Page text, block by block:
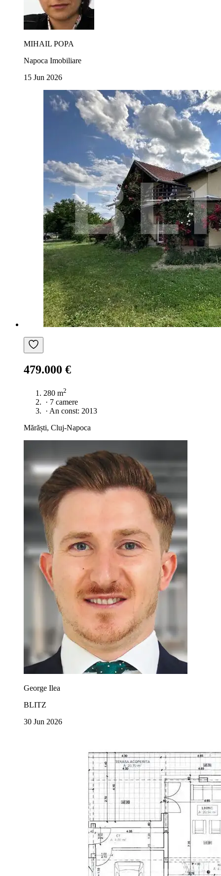
MIHAIL POPA
Napoca Imobiliare
15 Jun 2026
479.000 €
280 m2
· 7 camere
· An const: 2013
Mărăști, Cluj-Napoca
George Ilea
BLITZ
30 Jun 2026